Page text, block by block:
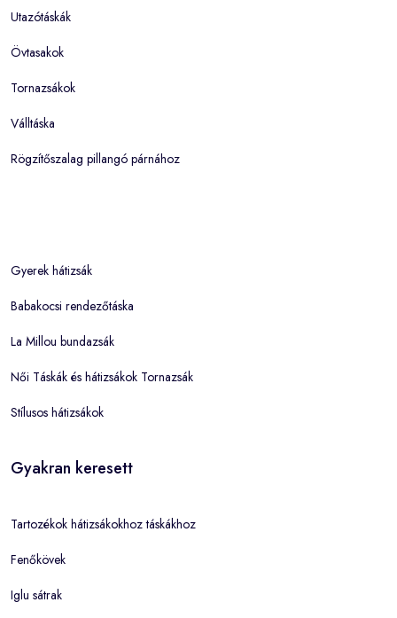
Utazótáskák
Övtasakok
Tornazsákok
Válltáska
Rögzítőszalag pillangó párnához
Gyerek hátizsák
Babakocsi rendezőtáska
La Millou bundazsák
Női Táskák és hátizsákok Tornazsák
Stílusos hátizsákok
Gyakran keresett
Tartozékok hátizsákokhoz táskákhoz
Fenőkövek
Iglu sátrak